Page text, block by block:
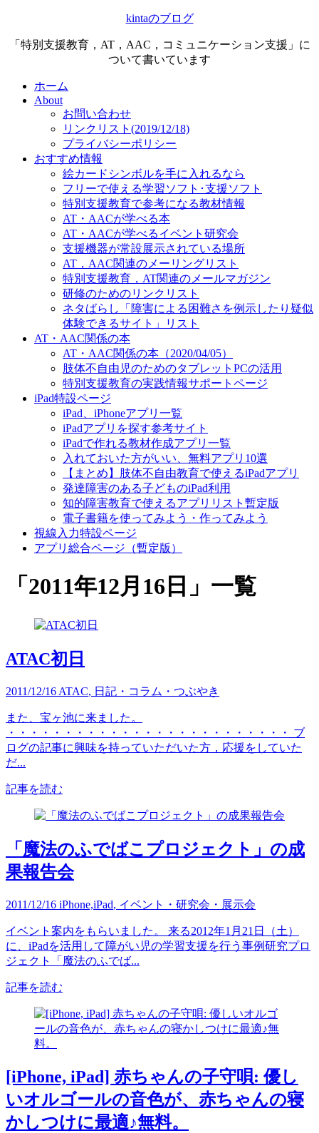
kintaのブログ
「特別支援教育，AT，AAC，コミュニケーション支援」に
ついて書いています
ホーム
About
お問い合わせ
リンクリスト(2019/12/18)
プライバシーポリシー
おすすめ情報
絵カードシンボルを手に入れるなら
フリーで使える学習ソフト･支援ソフト
特別支援教育で参考になる教材情報
AT・AACが学べる本
AT・AACが学べるイベント研究会
支援機器が常設展示されている場所
AT，AAC関連のメーリングリスト
特別支援教育，AT関連のメールマガジン
研修のためのリンクリスト
ネタばらし「障害による困難さを例示したり疑似
体験できるサイト」リスト
AT・AAC関係の本
AT・AAC関係の本（2020/04/05）
肢体不自由児のためのタブレットPCの活用
特別支援教育の実践情報サポートページ
iPad特設ページ
iPad、iPhoneアプリ一覧
iPadアプリを探す参考サイト
iPadで作れる教材作成アプリ一覧
入れておいた方がいい、無料アプリ10選
【まとめ】肢体不自由教育で使えるiPadアプリ
発達障害のある子どものiPad利用
知的障害教育で使えるアプリリスト暫定版
電子書籍を使ってみよう・作ってみよう
視線入力特設ページ
アプリ総合ページ（暫定版）
「 2011年12月16日 」 一覧
ATAC初日
2011/12/16 ATAC, 日記・コラム・つぶやき
また、宝ヶ池に来ました。
・・・・・・・・・・・・・・・・・・・・・・・・・ ブ
ログの記事に興味を持っていただいた方，応援をしていた
だ...
記事を読む
「魔法のふでばこプロジェクト」の成
果報告会
2011/12/16 iPhone,iPad, イベント・研究会・展示会
イベント案内をもらいました。 来る2012年1月21日（土）
に、iPadを活用して障がい児の学習支援を行う事例研究プロ
ジェクト「魔法のふでば...
記事を読む
[iPhone, iPad] 赤ちゃんの子守唄: 優し
いオルゴールの音色が、赤ちゃんの寝
かしつけに最適♪無料。